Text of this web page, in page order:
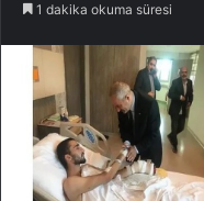
1 dakika okuma süresi